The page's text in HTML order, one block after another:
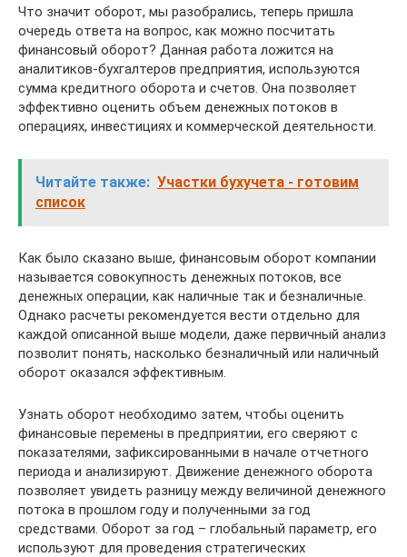
Что значит оборот, мы разобрались, теперь пришла
очередь ответа на вопрос, как можно посчитать
финансовый оборот? Данная работа ложится на
аналитиков-бухгалтеров предприятия, используются
сумма кредитного оборота и счетов. Она позволяет
эффективно оценить объем денежных потоков в
операциях, инвестициях и коммерческой деятельности.
Читайте также: Участки бухучета - готовим
список
Как было сказано выше, финансовым оборот компании
называется совокупность денежных потоков, все
денежных операции, как наличные так и безналичные.
Однако расчеты рекомендуется вести отдельно для
каждой описанной выше модели, даже первичный анализ
позволит понять, насколько безналичный или наличный
оборот оказался эффективным.
Узнать оборот необходимо затем, чтобы оценить
финансовые перемены в предприятии, его сверяют с
показателями, зафиксированными в начале отчетного
периода и анализируют. Движение денежного оборота
позволяет увидеть разницу между величиной денежного
потока в прошлом году и полученными за год
средствами. Оборот за год – глобальный параметр, его
используют для проведения стратегических